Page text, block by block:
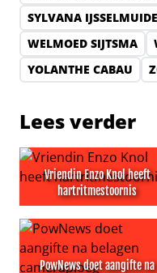
SYLVANA
WELMOED SIJTSMA
YOLANTHE CABAU
Lees verder
Vriendin Enzo Knol heeft
hartritmestoornis
Vriendin Enzo Knol
PowNews doet aangifte na